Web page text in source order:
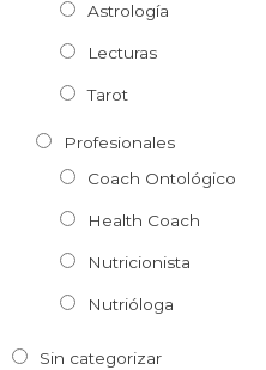
Astrología
Lecturas
Tarot
Profesionales
Coach Ontológico
Health Coach
Nutricionista
Nutrióloga
Sin categorizar